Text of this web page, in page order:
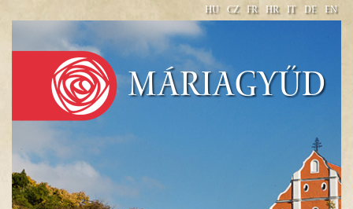
HU CZ FR HR IT DE EN
Máriagyűd